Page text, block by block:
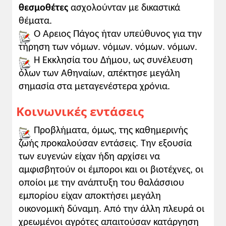
λαϊκών διεκδικήσεων και να
προβληματιστούν πάνω στον κίνδυνο
παροχέτευσής τους, προκειμένου να
υπηρετηθούν ιδιοτελείς σκοποί.
Προετοιμασία:
Η Αθήνα υπήρξε για τη Σπάρτη το
κοινωνικές και πολιτειακές χώριζαν τις δύο
αυτές αρχαιοελληνικές πόλεις. Δυο κόσμοι
εκ διαμέτρου αντίθετοι.
Προσπέλαση:
Η παρουσίαση της ενότητας μπορεί να
αρχίσει με μελέτη του χάρτη. Μ' αυτόν τον
τρόπο οι μαθητές θα γνωρίσουν τον χώρο
και θα κατανοήσουν τους λόγους του
«συνοικισμού», τον οποίο επέβαλε, χωρίς
θεσμοθέτες ασχολούνταν με δικαστικά
θέματα.
Ο Άρειος Πάγος ήταν υπεύθυνος για την
τήρηση των νόμων. νόμων. νόμων. νόμων.
Η Εκκλησία του Δήμου, ως συνέλευση
όλων των Αθηναίων, απέκτησε μεγάλη
σημασία στα μεταγενέστερα χρόνια.
Κοινωνικές εντάσεις
Προβλήματα, όμως, της καθημερινής
ζωής προκαλούσαν εντάσεις. Την εξουσία
των ευγενών είχαν ήδη αρχίσει να
αμφισβητούν οι έμποροι και οι βιοτέχνες, οι
οποίοι με την ανάπτυξη του θαλάσσιου
εμπορίου είχαν αποκτήσει μεγάλη
οικονομική δύναμη. Από την άλλη πλευρά οι
χρεωμένοι αγρότες απαιτούσαν κατάργηση